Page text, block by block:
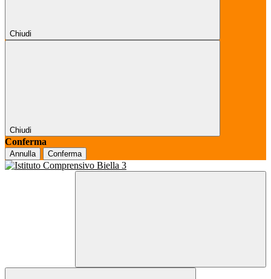
Chiudi
Chiudi
Conferma
Annulla Conferma